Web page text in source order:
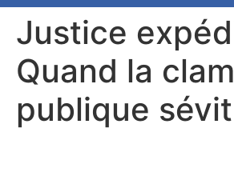
Justice
Quand la
publique sévit